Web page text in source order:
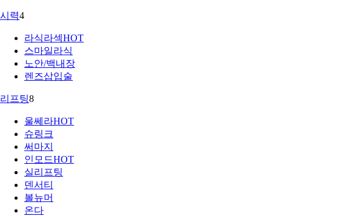
시력4
라식라섹HOT
스마일라식
노안/백내장
렌즈삽입술
리프팅8
울쎄라HOT
슈링크
써마지
인모드HOT
실리프팅
덴서티
볼뉴머
온다